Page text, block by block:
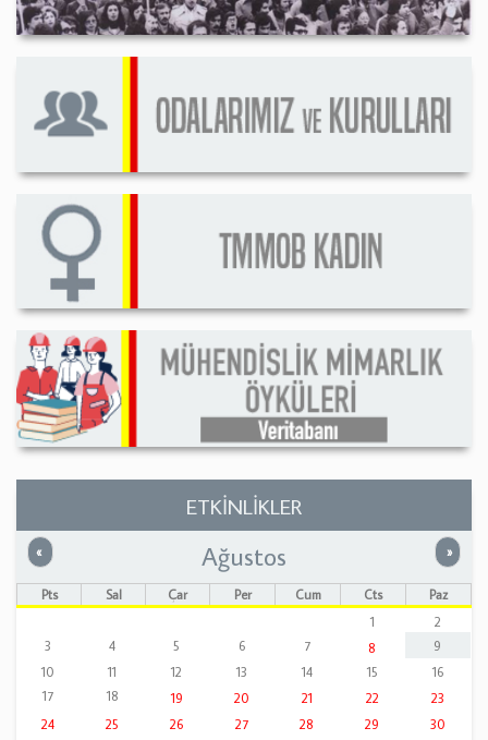
ETKİNLİKLER
« Önceki »
Ağustos
Pts Sal Çar Per Cum Cts
Paz
1
2
3
4 5 6 7 8
9
10
11 12 13 14 15
16
17
18 19 20 21 22
23
24
25 26 27 28 29
30